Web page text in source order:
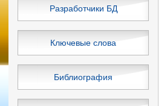
Разработчики БД
Ключевые слова
Библиография